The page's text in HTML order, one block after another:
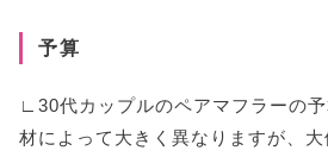
予算
∟30代カップルのペアマフラーの
材によって大きく異なりますが、大